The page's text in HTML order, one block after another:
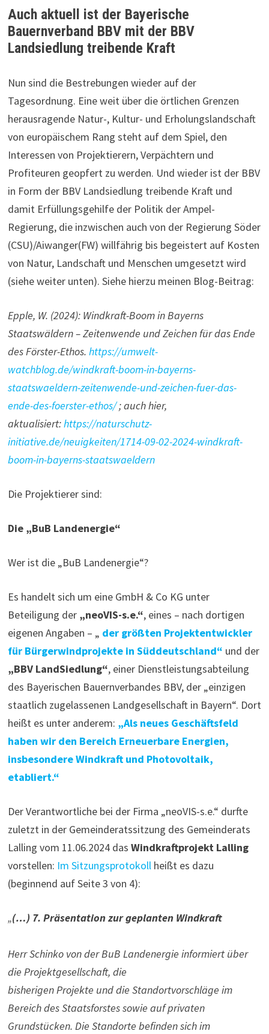
Auch aktuell ist der Bayerische
Bauernverband BBV mit der BBV
Landsiedlung treibende Kraft
Nun sind die Bestrebungen wieder auf der
Tagesordnung. Eine weit über die örtlichen Grenzen
herausragende Natur-, Kultur- und Erholungslandschaft
von europäischem Rang steht auf dem Spiel, den
Interessen von Projektierern, Verpächtern und
Profiteuren geopfert zu werden. Und wieder ist der BBV
in Form der BBV Landsiedlung treibende Kraft und
damit Erfüllungsgehilfe der Politik der Ampel-
Regierung, die inzwischen auch von der Regierung Söder
(CSU)/Aiwanger(FW) willfährig bis begeistert auf Kosten
von Natur, Landschaft und Menschen umgesetzt wird
(siehe weiter unten). Siehe hierzu meinen Blog-Beitrag:
Epple, W. (2024): Windkraft-Boom in Bayerns
Staatswäldern – Zeitenwende und Zeichen für das Ende
des Förster-Ethos. https://umwelt-
watchblog.de/windkraft-boom-in-bayerns-
staatswaeldern-zeitenwende-und-zeichen-fuer-das-
ende-des-foerster-ethos/; auch hier,
aktualisiert:https://naturschutz-
initiative.de/neuigkeiten/1714-09-02-2024-windkraft-
boom-in-bayerns-staatswaeldern
Die Projektierer sind:
Die „BuB Landenergie“
Wer ist die „BuB Landenergie“?
Es handelt sich um eine GmbH & Co KG unter
Beteiligung der „neoVIS-s.e.“, eines – nach dortigen
eigenen Angaben – „ der größten Projektentwickler
für Bürgerwindprojekte in Süddeutschland“ und der
„BBV LandSiedlung“, einer Dienstleistungsabteilung
des Bayerischen Bauernverbandes BBV, der „einzigen
staatlich zugelassenen Landgesellschaft in Bayern“. Dort
heißt es unter anderem: „Als neues Geschäftsfeld
haben wir den Bereich Erneuerbare Energien,
insbesondere Windkraft und Photovoltaik,
etabliert.“
Der Verantwortliche bei der Firma „neoVIS-s.e.“ durfte
zuletzt in der Gemeinderatssitzung des Gemeinderats
Lalling vom 11.06.2024 das Windkraftprojekt Lalling
vorstellen: Im Sitzungsprotokollheißt es dazu
(beginnend auf Seite 3 von 4):
„(…) 7. Präsentation zur geplanten Windkraft
Herr Schinko von der BuB Landenergie informiert über
die Projektgesellschaft, die
bisherigen Projekte und die Standortvorschläge im
Bereich des Staatsforstes sowie auf privaten
Grundstücken. Die Standorte befinden sich im